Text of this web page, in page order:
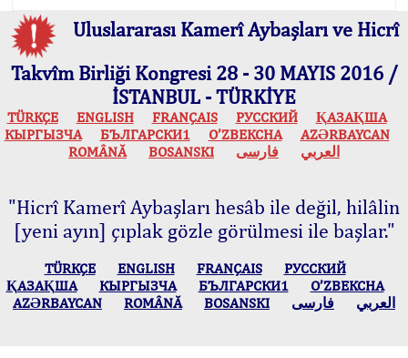
Uluslararası Kamerî Aybaşları ve Hicrî
Takvîm Birliği Kongresi 28 - 30 MAYIS 2016 /
İSTANBUL - TÜRKİYE
TÜRKÇE ENGLISH FRANÇAIS РУССКИЙ
ҚАЗАҚША
КЫPГЫЗЧA
БЪЛГАРСКИ1 O’ZBEKCHA
AZӘRBAYCAN
ROMÂNĂ
BOSANSKI العربي فارسی
"Hicrî Kamerî Aybaşları hesâb ile değil, hilâlin
[yeni ayın] çıplak gözle görülmesi ile başlar."
TÜRKÇE ENGLISH FRANÇAIS
РУССКИЙ
ҚАЗАҚША
КЫPГЫЗЧA БЪЛГАРСКИ1
O’ZBEKCHA
AZӘRBAYCAN
ROMÂNĂ BOSANSKI العربي فارسی